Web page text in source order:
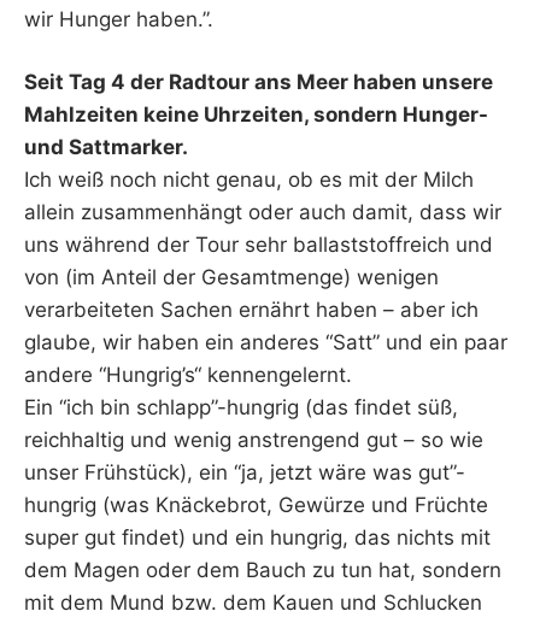
wir Hunger haben.”.
Seit Tag 4 der Radtour ans Meer haben unsere
Mahlzeiten keine Uhrzeiten, sondern Hunger-
und Sattmarker.
Ich weiß noch nicht genau, ob es mit der Milch
allein zusammenhängt oder auch damit, dass wir
uns während der Tour sehr ballaststoffreich und
von (im Anteil der Gesamtmenge) wenigen
verarbeiteten Sachen ernährt haben – aber ich
glaube, wir haben ein anderes “Satt” und ein paar
andere “Hungrig’s“ kennengelernt.
Ein “ich bin schlapp”-hungrig (das findet süß,
reichhaltig und wenig anstrengend gut – so wie
unser Frühstück), ein “ja, jetzt wäre was gut”-
hungrig (was Knäckebrot, Gewürze und Früchte
super gut findet) und ein hungrig, das nichts mit
dem Magen oder dem Bauch zu tun hat, sondern
mit dem Mund bzw. dem Kauen und Schlucken